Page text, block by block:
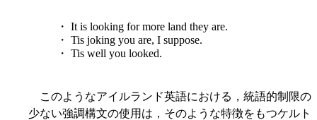
・ It is looking for more land they are.
・ Tis joking you are, I suppose.
・ Tis well you looked.
このようなアイルランド英語における，統語的制限の
少ない強調構文の使用は，そのような特徴をもつケルト